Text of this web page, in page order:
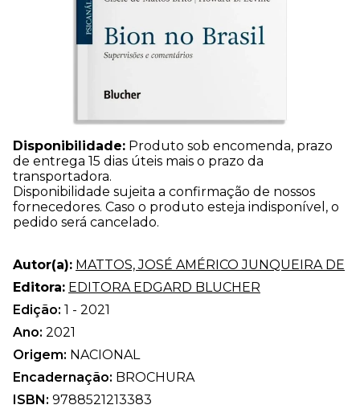
Disponibilidade: Produto sob encomenda, prazo
de entrega 15 dias úteis mais o prazo da
transportadora.
Disponibilidade sujeita a confirmação de nossos
fornecedores. Caso o produto esteja indisponível, o
pedido será cancelado.
Autor(a): MATTOS, JOSÉ AMÉRICO JUNQUEIRA DE
Editora: EDITORA EDGARD BLUCHER
Edição: 1 - 2021
Ano: 2021
Origem: NACIONAL
Encadernação: BROCHURA
ISBN: 9788521213383